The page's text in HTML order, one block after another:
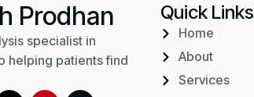
Prodhan
specialist in
helping patients find
Quick Links
Home
About
Services